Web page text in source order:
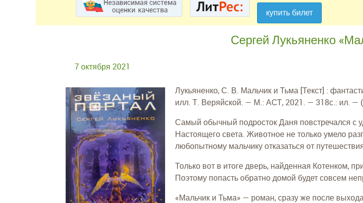
купить билет
купить билет
Сергей Лукьяненко
7 октября 2021
Лукьяненко, С. В. Мальчик и Тьма [Текст] :
илл. Т. Веряйской. — М.: АСТ, 2021. — 318с.: ил. —
Самый обычный подросток Даня повстречался с
Настоящего света. Животное не только умело
любопытному мальчику отказаться от
Только вот в итоге дверь, найденная Котенком,
Поэтому попасть обратно домой будет совсем
«Мальчик и Тьма» — роман, сразу же после